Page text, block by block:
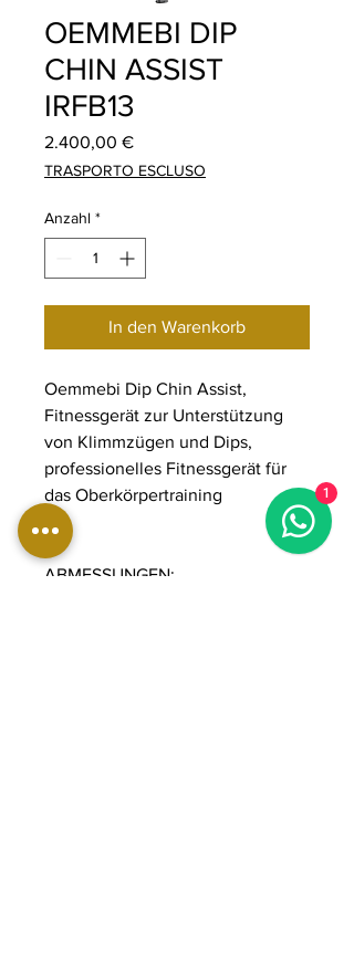
OEMMEBI DIP
CHIN ASSIST
IRFB13
2.400,00 €Preis
TRASPORTO ESCLUSO
Anzahl *
In den Warenkorb
Oemmebi Dip Chin Assist,
Fitnessgerät zur Unterstützung
von Klimmzügen und Dips,
professionelles Fitnessgerät für
das Oberkörpertraining
ABMESSUNGEN:
1